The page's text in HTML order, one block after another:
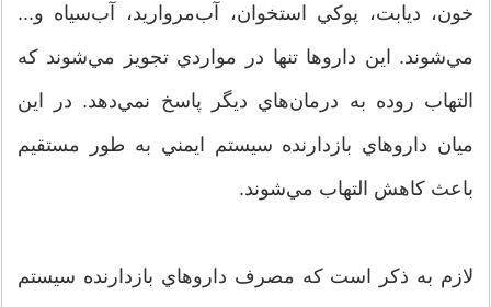
خون، ديابت، پوكي استخوان، آب‌مرواريد، آب‌سياه و...
مي‌شوند. اين داروها تنها در مواردي تجويز مي‌شوند كه
التهاب روده به درمان‌هاي ديگر پاسخ نمي‌دهد. در اين
ميان داروهاي بازدارنده سيستم ايمني به طور مستقيم
باعث كاهش التهاب مي‌شوند.
لازم به ذكر است كه مصرف داروهاي بازدارنده سيستم